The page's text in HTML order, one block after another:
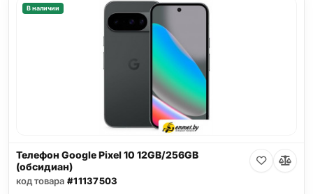
В наличии
Телефон Google Pixel 10 12GB/256GB
(обсидиан)
код товара #11137503